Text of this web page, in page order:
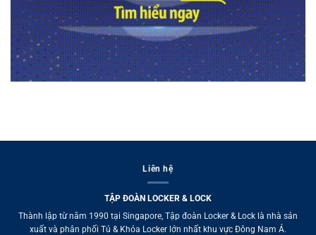
Liên hệ
TẬP ĐOÀN LOCKER & LOCK
Thành lập từ năm 1990 tại Singapore, Tập đoàn Locker & Lock là nhà sản
xuất và phân phối Tủ & Khóa Locker lớn nhất khu vực Đông Nam Á.